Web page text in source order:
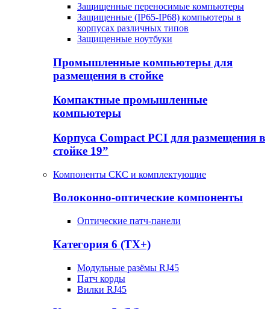
Защищенные переносимые компьютеры
Защищенные (IP65-IP68) компьютеры в
корпусах различных типов
Защищенные ноутбуки
Промышленные компьютеры для
размещения в стойке
Компактные промышленные
компьютеры
Корпуса Compact PCI для размещения в
стойке 19”
Компоненты СКС и комплектующие
Волоконно-оптические компоненты
Оптические патч-панели
Категория 6 (TX+)
Модульные разёмы RJ45
Патч корды
Вилки RJ45